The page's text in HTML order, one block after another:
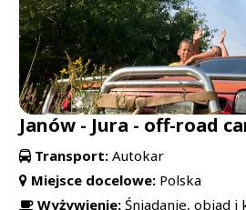
Janów - Jura - off-road
Transport: Autokar
Miejsce docelowe: Polska
Wyżywienie: Śniadanie, obiad i